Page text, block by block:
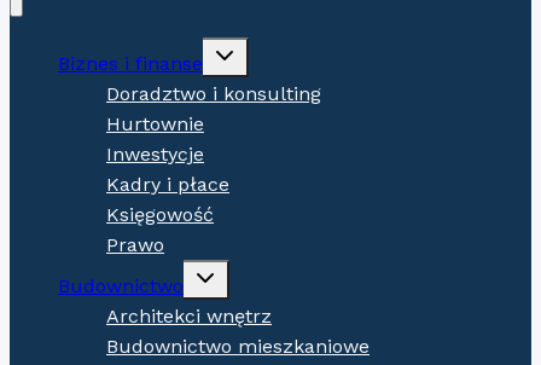
Biznes i finanse
Expand
menu
Doradztwo i konsulting
Hurtownie
Inwestycje
Kadry i płace
Księgowość
Prawo
Budownictwo
Expand
menu
Architekci wnętrz
Budownictwo mieszkaniowe